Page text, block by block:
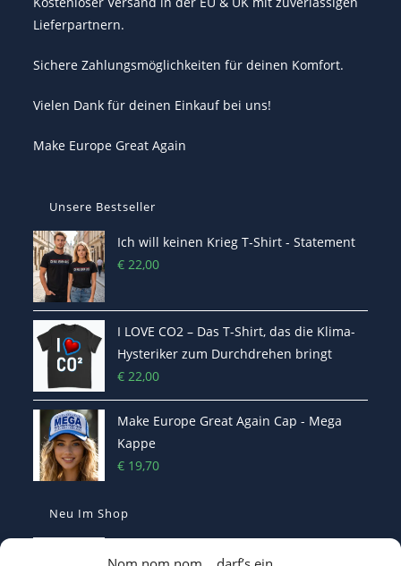
Lieferpartnern.
Sichere Zahlungsmöglichkeiten für deinen Komfort.
Vielen Dank für deinen Einkauf bei uns!
Make Europe Great Again
Unsere Bestseller
Ich will keinen Krieg T-Shirt - Statement
€ 22,00
I LOVE CO2 – Das T-Shirt, das die Klima-
Hysteriker zum Durchdrehen bringt
€ 22,00
Make Europe Great Again Cap - Mega
Kappe
€ 19,70
Neu Im Shop